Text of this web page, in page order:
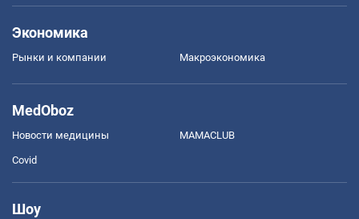
Экономика
Рынки и компании Mакроэкономика
MedOboz
Новости медицины MAMACLUB
Covid
Шоу